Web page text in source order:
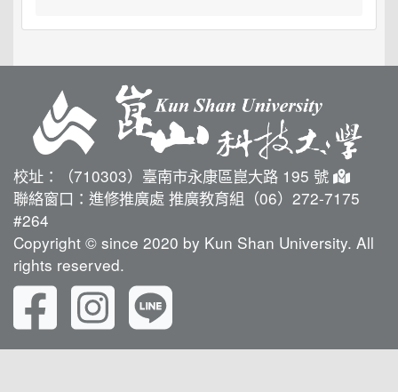
校址：（710303）臺南市永康區崑大路 195 號
聯絡窗口：進修推廣處 推廣教育組（06）272-7175
#264
Copyright © since 2020 by Kun Shan University. All
rights reserved.